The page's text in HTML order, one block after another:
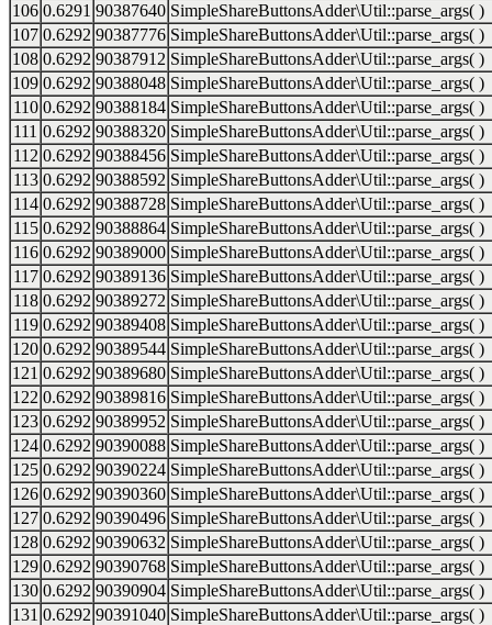
106 0.6291 90387640 SimpleShareButtonsAdder\Util::parse_args( )
107 0.6292 90387776 SimpleShareButtonsAdder\Util::parse_args( )
108 0.6292 90387912 SimpleShareButtonsAdder\Util::parse_args( )
109 0.6292 90388048 SimpleShareButtonsAdder\Util::parse_args( )
110 0.6292 90388184 SimpleShareButtonsAdder\Util::parse_args( )
111 0.6292 90388320 SimpleShareButtonsAdder\Util::parse_args( )
112 0.6292 90388456 SimpleShareButtonsAdder\Util::parse_args( )
113 0.6292 90388592 SimpleShareButtonsAdder\Util::parse_args( )
114 0.6292 90388728 SimpleShareButtonsAdder\Util::parse_args( )
115 0.6292 90388864 SimpleShareButtonsAdder\Util::parse_args( )
116 0.6292 90389000 SimpleShareButtonsAdder\Util::parse_args( )
117 0.6292 90389136 SimpleShareButtonsAdder\Util::parse_args( )
118 0.6292 90389272 SimpleShareButtonsAdder\Util::parse_args( )
119 0.6292 90389408 SimpleShareButtonsAdder\Util::parse_args( )
120 0.6292 90389544 SimpleShareButtonsAdder\Util::parse_args( )
121 0.6292 90389680 SimpleShareButtonsAdder\Util::parse_args( )
122 0.6292 90389816 SimpleShareButtonsAdder\Util::parse_args( )
123 0.6292 90389952 SimpleShareButtonsAdder\Util::parse_args( )
124 0.6292 90390088 SimpleShareButtonsAdder\Util::parse_args( )
125 0.6292 90390224 SimpleShareButtonsAdder\Util::parse_args( )
126 0.6292 90390360 SimpleShareButtonsAdder\Util::parse_args( )
127 0.6292 90390496 SimpleShareButtonsAdder\Util::parse_args( )
128 0.6292 90390632 SimpleShareButtonsAdder\Util::parse_args( )
129 0.6292 90390768 SimpleShareButtonsAdder\Util::parse_args( )
130 0.6292 90390904 SimpleShareButtonsAdder\Util::parse_args( )
131 0.6292 90391040 SimpleShareButtonsAdder\Util::parse_args( )